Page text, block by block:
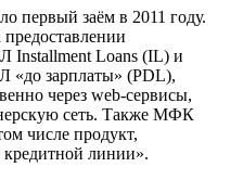
заём в 2011 году.
Installment Loans (IL) и
«до зарплаты» (PDL),
через web-сервисы,
сеть. Также МФК
числе продукт,
линии».